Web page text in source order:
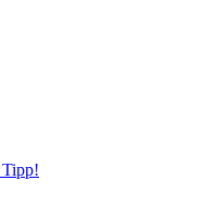
Tipp!